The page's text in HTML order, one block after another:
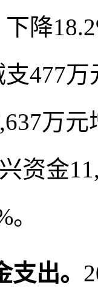
下降
477
万
资金
出。